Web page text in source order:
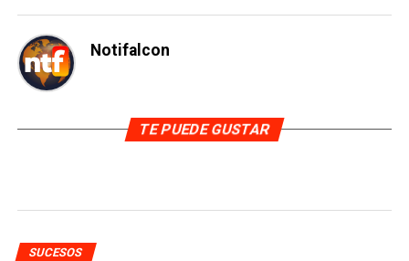
Notifalcon
TE PUEDE GUSTAR
SUCESOS